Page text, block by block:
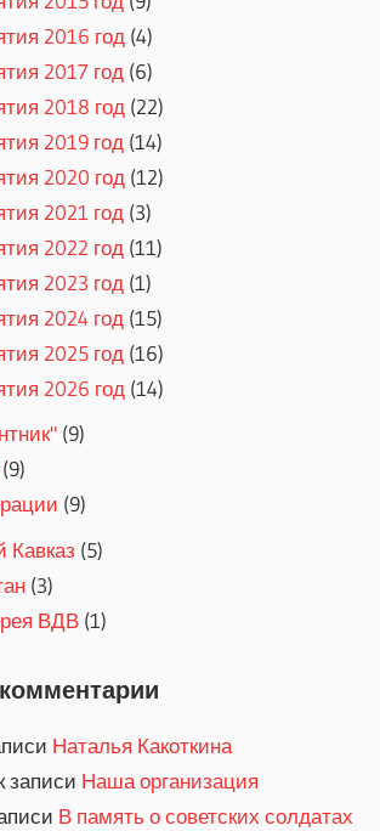
2016 год (4)
2017 год (6)
2018 год (22)
2019 год (14)
2020 год (12)
2021 год (3)
2022 год (11)
2023 год (1)
2024 год (15)
2025 год (16)
2026 год (14)
(9)
(9)
(9)
Кавказ (5)
(3)
ВДВ (1)
Наталья Какоткина
записи Наша организация
В память о советских солдатах